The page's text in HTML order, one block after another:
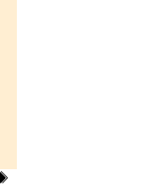
Schlagwörter